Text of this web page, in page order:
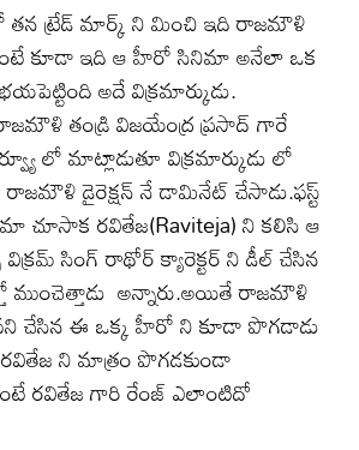
ట్రేడ్ మార్క్ ని మించి ఇది రాజమౌళి
కూడా ఇది ఆ హీరో సినిమా అనేలా ఒక
అదే విక్రమార్కుడు.
తండ్రి విజయేంద్ర ప్రసాద్ గారే
లో మాట్లాడుతూ విక్రమార్కుడు లో
డైరెక్షన్ నే డామినేట్ చేసాడు.ఫస్ట్
రవితేజ(Raviteja) ని కలిసి ఆ
సింగ్ రాథోర్ క్యారెక్టర్ ని డీల్ చేసిన
ముంచెత్తాడు అన్నారు.అయితే రాజమౌళి
చేసిన ఈ ఒక్క హీరో ని కూడా పొగడాడు
ని మాత్రం పొగడకుండా
రవితేజ గారి రేంజ్ ఎలాంటిదో